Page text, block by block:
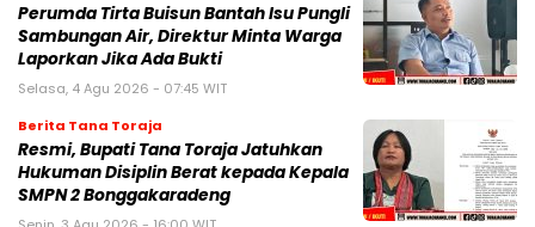
Perumda Tirta Buisun Bantah Isu Pungli
Sambungan Air, Direktur Minta Warga
Laporkan Jika Ada Bukti
Selasa, 4 Agu 2026 - 07:45 WIT
Berita Tana Toraja
Resmi, Bupati Tana Toraja Jatuhkan
Hukuman Disiplin Berat kepada Kepala
SMPN 2 Bonggakaradeng